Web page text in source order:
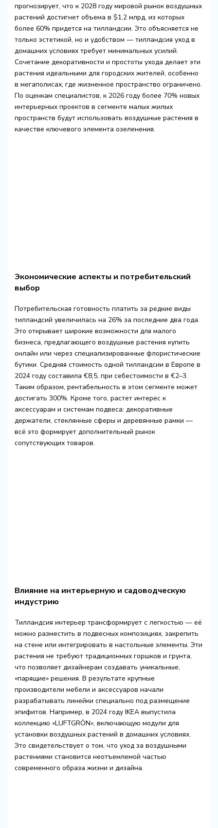
прогнозирует, что к 2028 году мировой рынок воздушных
растений достигнет объема в $1,2 млрд, из которых
более 60% придется на тилландсии. Это объясняется не
только эстетикой, но и удобством — тилландсия уход в
домашних условиях требует минимальных усилий.
Сочетание декоративности и простоты ухода делает эти
растения идеальными для городских жителей, особенно
в мегаполисах, где жизненное пространство ограничено.
По оценкам специалистов, к 2026 году более 70% новых
интерьерных проектов в сегменте малых жилых
пространств будут использовать воздушные растения в
качестве ключевого элемента озеленения.
Экономические аспекты и потребительский
выбор
Потребительская готовность платить за редкие виды
тилландсий увеличилась на 26% за последние два года.
Это открывает широкие возможности для малого
бизнеса, предлагающего воздушные растения купить
онлайн или через специализированные флористические
бутики. Средняя стоимость одной тилландсии в Европе в
2024 году составила €8,5, при себестоимости в €2–3.
Таким образом, рентабельность в этом сегменте может
достигать 300%. Кроме того, растет интерес к
аксессуарам и системам подвеса: декоративные
держатели, стеклянные сферы и деревянные рамки —
всё это формирует дополнительный рынок
сопутствующих товаров.
Влияние на интерьерную и садоводческую
индустрию
Тилландсия интерьер трансформирует с легкостью — её
можно разместить в подвесных композициях, закрепить
на стене или интегрировать в настольные элементы. Эти
растения не требуют традиционных горшков и грунта,
что позволяет дизайнерам создавать уникальные,
«парящие» решения. В результате крупные
производители мебели и аксессуаров начали
разрабатывать линейки специально под размещение
эпифитов. Например, в 2024 году IKEA выпустила
коллекцию «LUFTGRÖN», включающую модули для
установки воздушных растений в домашних условиях.
Это свидетельствует о том, что уход за воздушными
растениями становится неотъемлемой частью
современного образа жизни и дизайна.